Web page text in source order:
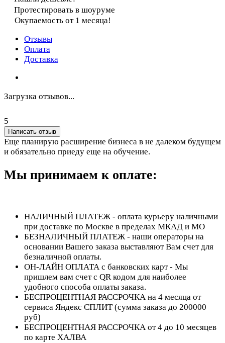
Протестировать в шоуруме
Окупаемость от 1 месяца!
Отзывы
Оплата
Доставка
Загрузка отзывов...
5
Написать отзыв
Еще планирую расширение бизнеса в не далеком будущем
и обязательно приеду еще на обучение.
Мы принимаем к оплате:
НАЛИЧНЫЙ ПЛАТЕЖ - оплата курьеру наличными
при доставке по Москве в пределах МКАД и МО
БЕЗНАЛИЧНЫЙ ПЛАТЕЖ - наши операторы на
основании Вашего заказа выставляют Вам счет для
безналичной оплаты.
ОН-ЛАЙН ОПЛАТА с банковских карт - Мы
пришлем вам счет с QR кодом для наиболее
удобного способа оплаты заказа.
БЕСПРОЦЕНТНАЯ РАССРОЧКА на 4 месяца от
сервиса Яндекс СПЛИТ (сумма заказа до 200000
руб)
БЕСПРОЦЕНТНАЯ РАССРОЧКА от 4 до 10 месяцев
по карте ХАЛВА